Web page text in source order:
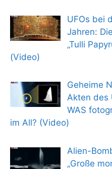
UFOs bei
Jahren:
„Tulli
(Video)
Geheime
Akten des
WAS
im All? (Video)
Alien-
„Große